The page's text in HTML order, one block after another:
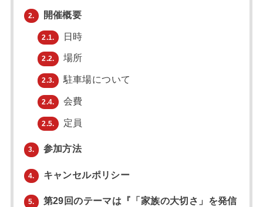
2. 開催概要
2.1. 日時
2.2. 場所
2.3. 駐車場について
2.4. 会費
2.5. 定員
3. 参加方法
4. キャンセルポリシー
5.
第29回のテーマは『「家族の大切さ」を発信